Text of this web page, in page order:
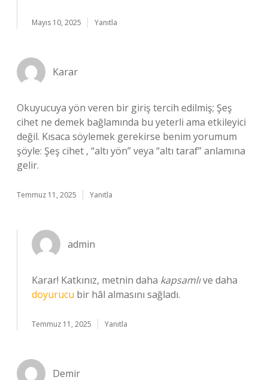
Mayıs 10, 2025 Yanıtla
Karar
Okuyucuya yön veren bir giriş tercih edilmiş; Şeş
cihet ne demek bağlamında bu yeterli ama etkileyici
değil. Kısaca söylemek gerekirse benim yorumum
şöyle: Şeş cihet , “altı yön” veya “altı taraf” anlamına
gelir.
Temmuz 11, 2025 Yanıtla
admin
Karar! Katkınız, metnin daha kapsamlıve daha
doyurucu bir hâl almasını sağladı.
Temmuz 11, 2025 Yanıtla
Demir